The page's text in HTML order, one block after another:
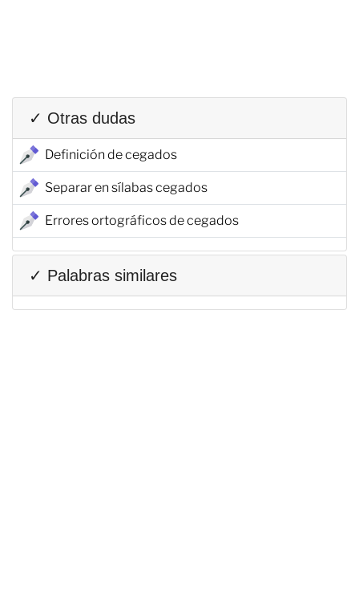
✓ Otras dudas
Definición de cegados
Separar en sílabas cegados
Errores ortográficos de cegados
✓ Palabras similares